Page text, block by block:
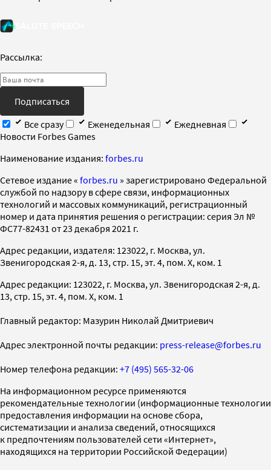
Рассылка:
Подписаться
Все сразу
Еженедельная
Ежедневная
Новости Forbes Games
Наименование издания: forbes.ru
Cетевое издание « forbes.ru » зарегистрировано Федеральной
службой по надзору в сфере связи, информационных
технологий и массовых коммуникаций, регистрационный
номер и дата принятия решения о регистрации: серия Эл №
ФС77-82431 от 23 декабря 2021 г.
Адрес редакции, издателя: 123022, г. Москва, ул.
Звенигородская 2-я, д. 13, стр. 15, эт. 4, пом. X, ком. 1
Адрес редакции: 123022, г. Москва, ул. Звенигородская 2-я, д.
13, стр. 15, эт. 4, пом. X, ком. 1
Главный редактор: Мазурин Николай Дмитриевич
Адрес электронной почты редакции: press-release@forbes.ru
Номер телефона редакции: +7 (495) 565-32-06
На информационном ресурсе применяются
рекомендательные технологии (информационные технологии
предоставления информации на основе сбора,
систематизации и анализа сведений, относящихся
к предпочтениям пользователей сети «Интернет»,
находящихся на территории Российской Федерации)